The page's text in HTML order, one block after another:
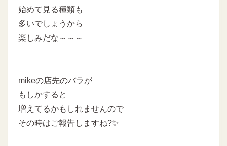
始めて見る種類も
多いでしょうから
楽しみだな～～～
mikeの店先のバラが
もしかすると
増えてるかもしれませんので
その時はご報告しますね?✨